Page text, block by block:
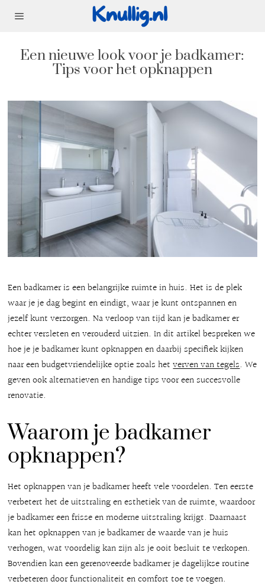
Een nieuwe look voor je badkamer:
Tips voor het opknappen
Een badkamer is een belangrijke ruimte in huis. Het is de plek
waar je je dag begint en eindigt, waar je kunt ontspannen en
jezelf kunt verzorgen. Na verloop van tijd kan je badkamer er
echter versleten en verouderd uitzien. In dit artikel bespreken we
hoe je je badkamer kunt opknappen en daarbij specifiek kijken
naar een budgetvriendelijke optie zoals hetverven van tegels. We
geven ook alternatieven en handige tips voor een succesvolle
renovatie.
Waarom je badkamer
opknappen?
Het opknappen van je badkamer heeft vele voordelen. Ten eerste
verbetert het de uitstraling en esthetiek van de ruimte, waardoor
je badkamer een frisse en moderne uitstraling krijgt. Daarnaast
kan het opknappen van je badkamer de waarde van je huis
verhogen, wat voordelig kan zijn als je ooit besluit te verkopen.
Bovendien kan een gerenoveerde badkamer je dagelijkse routine
verbeteren door functionaliteit en comfort toe te voegen.